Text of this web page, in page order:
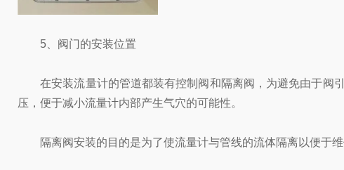
5、阀门的安装位置
在安装流量计的管道都装有控制阀和隔离阀，为避免由于阀引
压，便于减小流量计内部产生气穴的可能性。
隔离阀安装的目的是为了使流量计与管线的流体隔离以便于维